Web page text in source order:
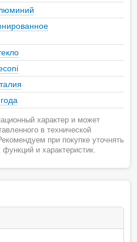
характер и может
в технической
при покупке уточнять
и характеристик.